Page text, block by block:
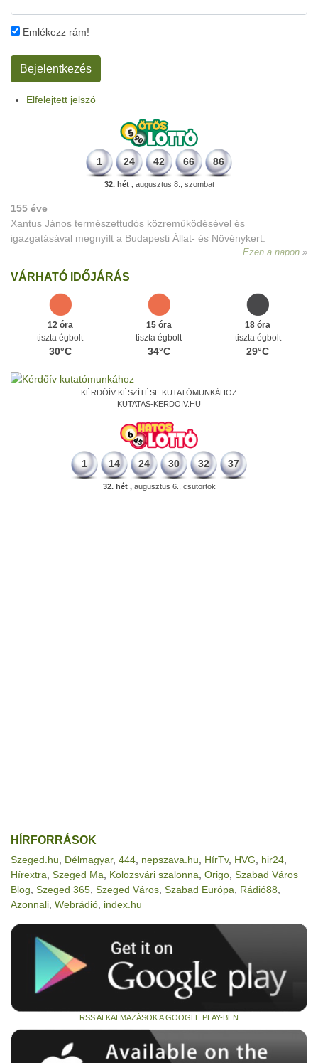
Emlékezz rám!
Elfelejtett jelszó
1 24 42 66 86
32. hét ,augusztus 8., szombat
155 éve
Xantus János természettudós közreműködésével és
igazgatásával megnyílt a Budapesti Állat- és Növénykert.
Ezen a napon
VÁRHATÓ IDŐJÁRÁS
12 óra
tiszta égbolt
30°C
15 óra
tiszta égbolt
34°C
18 óra
tiszta égbolt
29°C
KÉRDŐÍV KÉSZÍTÉSE KUTATÓMUNKÁHOZ
KUTATAS-KERDOIV.HU
1 14 24 30 32 37
32. hét ,augusztus 6., csütörtök
HÍRFORRÁSOK
Szeged.hu Délmagyar, 444 nepszava.hu HírTv, HVG hir24
Hírextra Szeged Ma Kolozsvári szalonna Origo Szabad Város
Blog Szeged 365 Szeged Város Szabad Európa Rádió88
Azonnali Webrádió index.hu
RSS ALKALMAZÁSOK A GOOGLE PLAY-BEN